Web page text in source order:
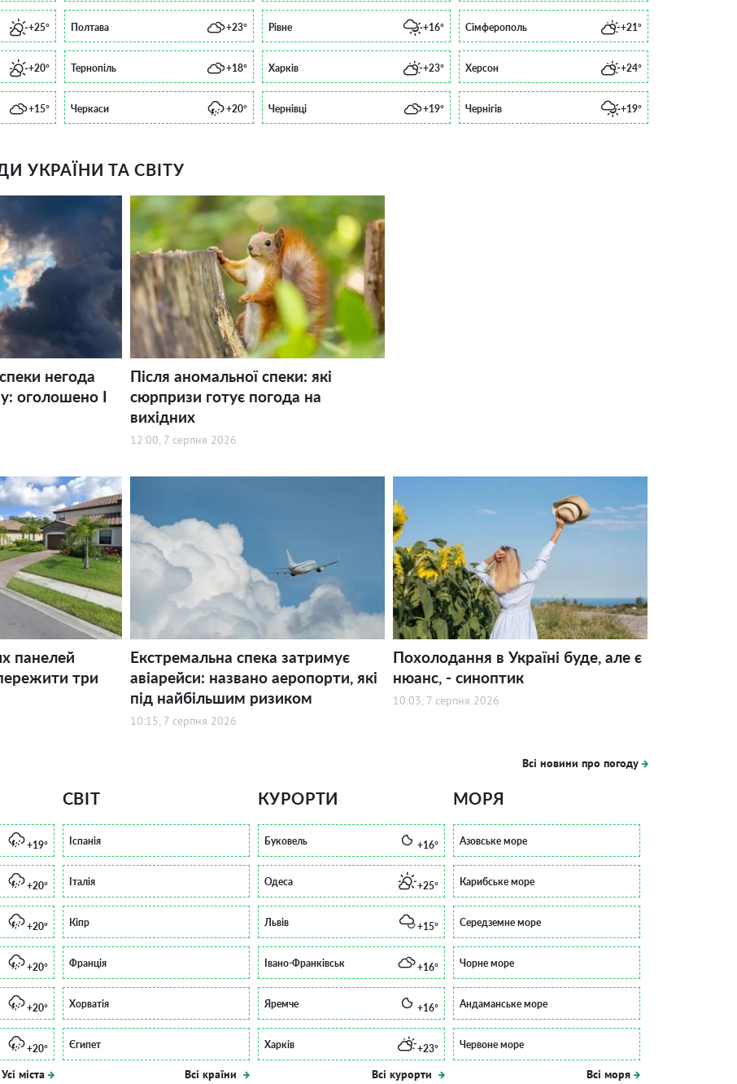
+25° Полтава +23° Рівне +16° Сімферополь +21°
+20° Тернопіль +18° Харків +23° Херсон +24°
+15° Черкаси +20° Чернівці +19° Чернігів +19°
УКРАЇНИ ТА СВІТУ
негода
оголошено І
Після аномальної спеки: які
сюрпризи готує погода на
вихідних
12:00, 7 серпня 2026
панелей
три
Екстремальна спека затримує
авіарейси: названо аеропорти, які
під найбільшим ризиком
10:15, 7 серпня 2026
Похолодання в Україні буде, але є
нюанс, - синоптик
10:03, 7 серпня 2026
Всі новини про погоду
+19°
+20°
+20°
+20°
+20°
+20°
Усі міста
СВІТ
Іспанія
Італія
Кіпр
Франція
Хорватія
Єгипет
Всі країни
КУРОРТИ
Буковель +16°
Одеса +25°
Львів +15°
Івано-Франківськ +16°
Яремче +16°
Харків +23°
Всі курорти
МОРЯ
Азовське море
Карибське море
Середземне море
Чорне море
Андаманське море
Червоне море
Всі моря